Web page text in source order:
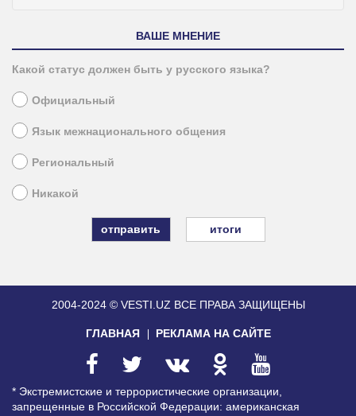
ВАШЕ МНЕНИЕ
Какой статус должен быть у русского языка?
Официальный
Язык межнационального общения
Региональный
Никакой
итоги
2004-2024 © VESTI.UZ ВСЕ ПРАВА ЗАЩИЩЕНЫ
ГЛАВНАЯ РЕКЛАМА НА САЙТЕ
* Экстремистские и террористические организации,
запрещенные в Российской Федерации: американская